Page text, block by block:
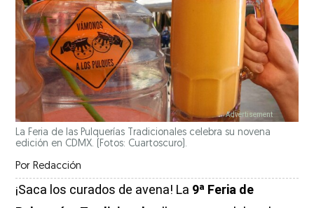
La Feria de las Pulquerías Tradicionales celebra su novena
edición en CDMX. (Fotos: Cuartoscuro).
Por Redacción
¡Saca los curados de avena! La 9ª Feria de